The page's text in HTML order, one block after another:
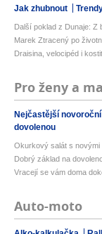
Jak zhubnout
Další poklad z Dunaje: Z
Marek Ztracený po
Draisina, velocipéd i
Pro ženy a
Nejčastější
dovolenou
Okurkový salát s novými
Dobrý základ na
Vracejí se vám doma
Auto-moto